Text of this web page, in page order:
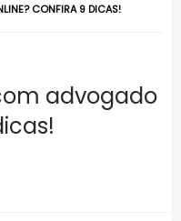
CONFIRA 9 DICAS!
advogado